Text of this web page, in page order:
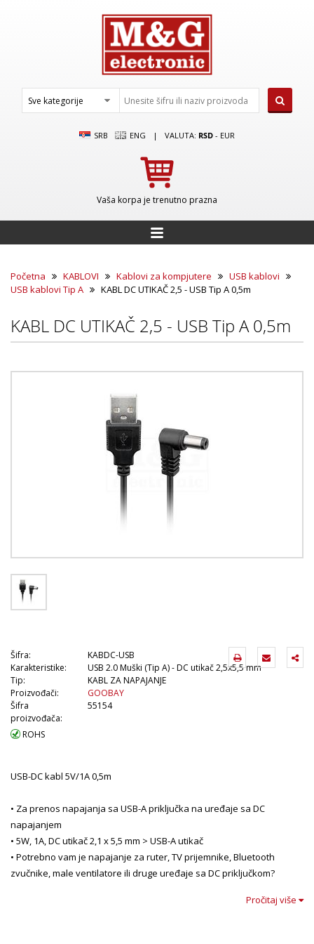
SRB ENG | VALUTA: RSD - EUR
Vaša korpa je trenutno prazna
Početna KABLOVI Kablovi za kompjutere
USB kablovi
USB kablovi Tip A
KABL DC UTIKAČ 2,5 - USB Tip A 0,5m
KABL DC UTIKAČ 2,5 - USB Tip A 0,5m
Šifra:
KABDC-USB
Karakteristike:
USB 2.0 Muški (Tip A) - DC utikač 2,5x5,5 mm
Tip:
KABL ZA NAPAJANJE
Proizvođači:
GOOBAY
Šifra
proizvođača:
55154
ROHS
USB-DC kabl 5V/1A 0,5m
• Za prenos napajanja sa USB-A priključka na uređaje sa DC
napajanjem
• 5W, 1A, DC utikač 2,1 x 5,5 mm > USB-A utikač
• Potrebno vam je napajanje za ruter, TV prijemnike, Bluetooth
zvučnike, male ventilatore ili druge uređaje sa DC priključkom?
• Sa svojim USB-A utikačem, adapterski kabl je izuzetno praktičan jer
Pročitaj više